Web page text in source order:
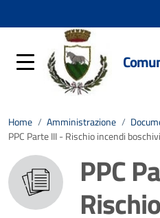
Home / Amministrazione /
PPC Parte III - Rischio incendi boschivi
PPC